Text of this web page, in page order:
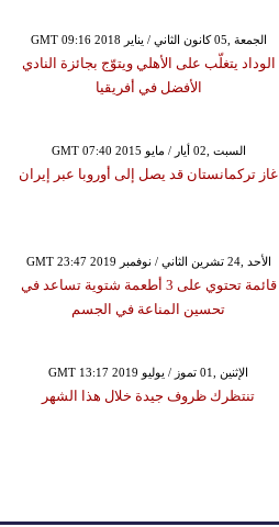
GMT 09:16 2018 الجمعة ,05 كانون الثاني / يناير
الوداد يتغلّب على الأهلي ويتوّج بجائزة النادي
الأفضل في أفريقيا
GMT 07:40 2015 السبت ,02 أيار / مايو
غاز تركمانستان قد يصل إلى أوروبا عبر إيران
GMT 23:47 2019 الأحد ,24 تشرين الثاني / نوفمبر
قائمة تحتوي على 3 أطعمة شتوية تساعد في
تحسين المناعة في الجسم
GMT 13:17 2019 الإثنين ,01 تموز / يوليو
تنتظرك ظروف جيدة خلال هذا الشهر